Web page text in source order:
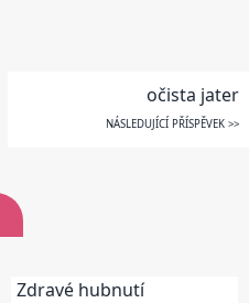
očista jater
NÁSLEDUJÍCÍ PŘÍSPĚVEK >>
Zdravé hubnutí